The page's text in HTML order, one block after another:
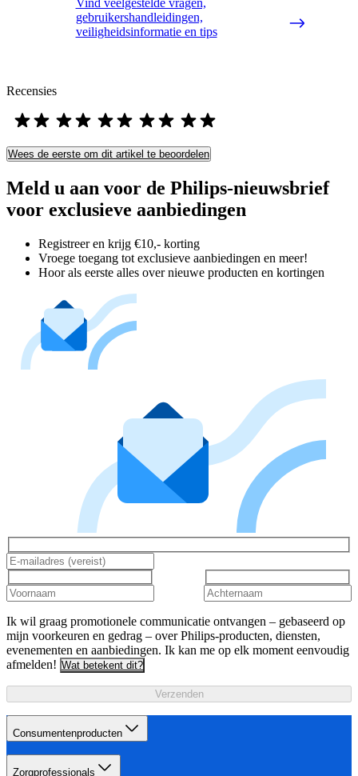
Vind veelgestelde vragen,
gebruikershandleidingen,
veiligheidsinformatie en tips
Recensies
Wees de eerste om dit artikel te beoordelen
Meld u aan voor de Philips-nieuwsbrief
voor exclusieve aanbiedingen
Registreer en krijg €10,- korting
Vroege toegang tot exclusieve aanbiedingen en meer!
Hoor als eerste alles over nieuwe producten en kortingen
Ik wil graag promotionele communicatie ontvangen – gebaseerd op
mijn voorkeuren en gedrag – over Philips-producten, diensten,
evenementen en aanbiedingen. Ik kan me op elk moment eenvoudig
afmelden! Wat betekent dit?
Verzenden
Consumentenproducten
Zorgprofessionals